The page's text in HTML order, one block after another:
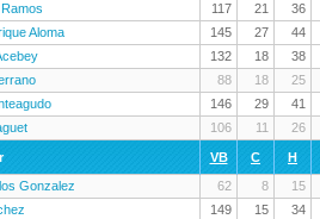
117 21 36
Aloma 145 27 44
132 18 38
88 18 25
146 29 41
106 11 26
VB C H
Gonzalez 62 8 15
149 15 34